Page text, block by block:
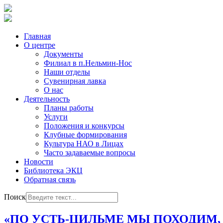
Главная
О центре
Документы
Филиал в п.Нельмин-Нос
Наши отделы
Сувенирная лавка
О нас
Деятельность
Планы работы
Услуги
Положения и конкурсы
Клубные формирования
Культура НАО в Лицах
Часто задаваемые вопросы
Новости
Библиотека ЭКЦ
Обратная связь
Поиск
«ПО УСТЬ‑ЦИЛЬМЕ МЫ